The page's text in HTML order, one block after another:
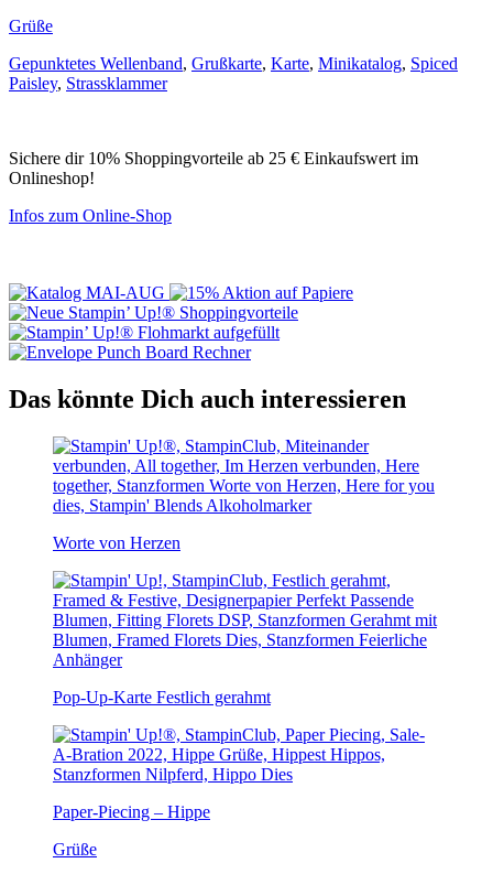
Grüße
Gepunktetes Wellenband, Grußkarte, Karte, Minikatalog, Spiced
Paisley, Strassklammer
Sichere dir 10% Shoppingvorteile ab 25 € Einkaufswert im
Onlineshop!
Infos zum Online-Shop
Das könnte Dich auch interessieren
Worte von Herzen
Pop-Up-Karte Festlich gerahmt
Paper-Piecing – Hippe
Grüße